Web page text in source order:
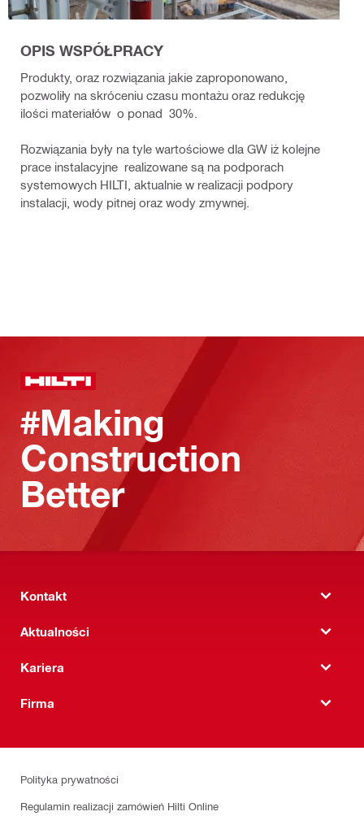
OPIS WSPÓŁPRACY
Produkty, oraz rozwiązania jakie zaproponowano,
pozwoliły na skróceniu czasu montażu oraz redukcję
ilości materiałów o ponad 30%.
Rozwiązania były na tyle wartościowe dla GW iż kolejne
prace instalacyjne realizowane są na podporach
systemowych HILTI, aktualnie w realizacji podpory
instalacji, wody pitnej oraz wody zmywnej.
#Making
Construction
Better
Kontakt
Aktualności
Kariera
Firma
Polityka prywatności
Regulamin realizacji zamówień Hilti Online